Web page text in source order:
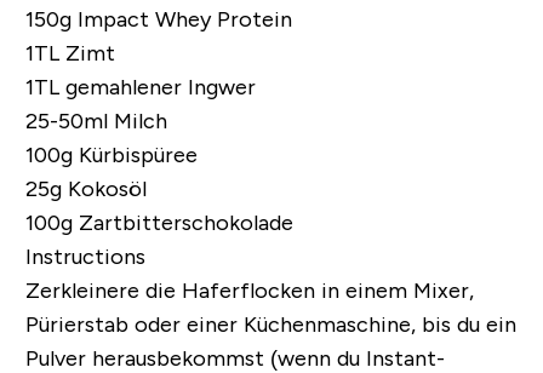
150gImpact Whey Protein
1TL Zimt
1TL gemahlener Ingwer
25-50ml Milch
100g Kürbispüree
25g Kokosöl
100g Zartbitterschokolade
Instructions
Zerkleinere die Haferflocken in einem Mixer,
Pürierstab oder einer Küchenmaschine, bis du ein
Pulver herausbekommst (wenn du Instant-